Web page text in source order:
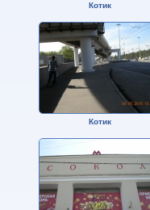
Котик
Котик